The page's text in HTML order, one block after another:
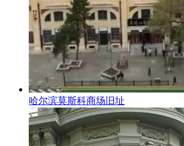
哈尔滨莫斯科商场旧址